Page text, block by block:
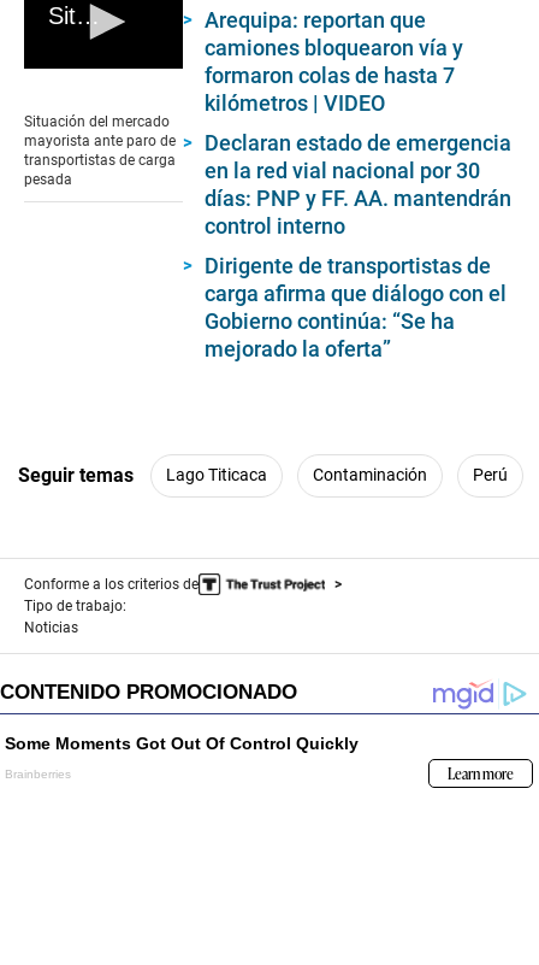
Situación del mercado mayorista ante paro de transportistas de carga pesada
of
0
seconds
Situación del mercado
mayorista ante paro de
transportistas de carga
pesada
Arequipa: reportan que
camiones bloquearon vía y
formaron colas de hasta 7
kilómetros | VIDEO
Declaran estado de emergencia
en la red vial nacional por 30
días: PNP y FF. AA. mantendrán
control interno
Dirigente de transportistas de
carga afirma que diálogo con el
Gobierno continúa: “Se ha
mejorado la oferta”
Seguir temas Lago Titicaca Contaminación Perú
Conforme a los criterios de
Tipo de trabajo:
Noticias